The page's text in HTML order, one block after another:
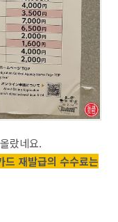
랐네요.
드 재발급의 수수료는